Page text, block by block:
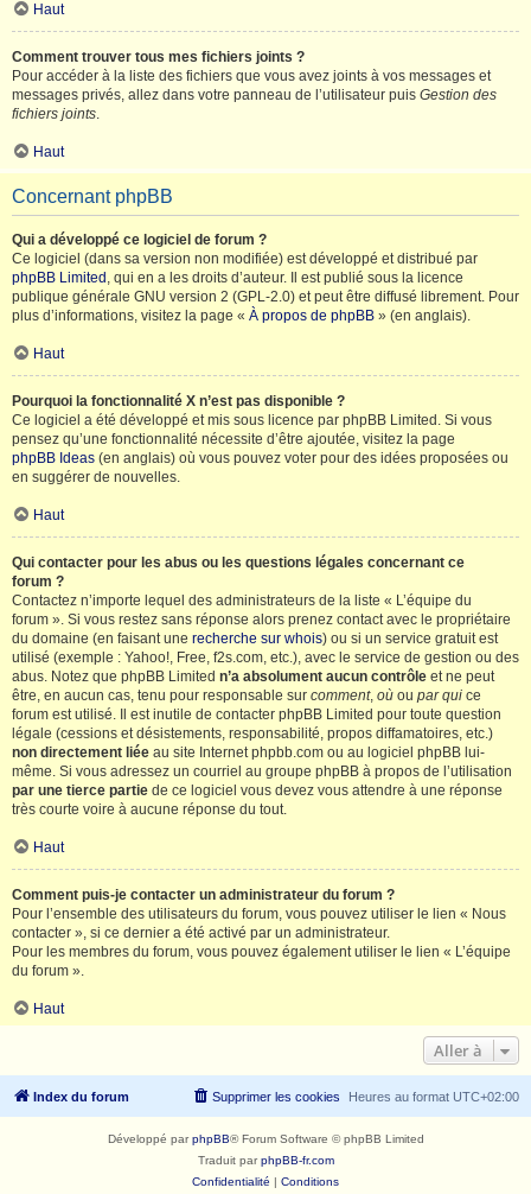
Haut
Comment trouver tous mes fichiers joints ?
Pour accéder à la liste des fichiers que vous avez joints à vos messages et
messages privés, allez dans votre panneau de l’utilisateur puis Gestion des
fichiers joints.
Haut
Concernant phpBB
Qui a développé ce logiciel de forum ?
Ce logiciel (dans sa version non modifiée) est développé et distribué par
phpBB Limited , qui en a les droits d’auteur. Il est publié sous la licence
publique générale GNU version 2 (GPL-2.0) et peut être diffusé librement. Pour
plus d’informations, visitez la page « À propos de phpBB » (en anglais).
Haut
Pourquoi la fonctionnalité X n’est pas disponible ?
Ce logiciel a été développé et mis sous licence par phpBB Limited. Si vous
pensez qu’une fonctionnalité nécessite d’être ajoutée, visitez la page
phpBB Ideas (en anglais) où vous pouvez voter pour des idées proposées ou
en suggérer de nouvelles.
Haut
Qui contacter pour les abus ou les questions légales concernant ce
forum ?
Contactez n’importe lequel des administrateurs de la liste « L’équipe du
forum ». Si vous restez sans réponse alors prenez contact avec le propriétaire
du domaine (en faisant une recherche sur whois) ou si un service gratuit est
utilisé (exemple : Yahoo!, Free, f2s.com, etc.), avec le service de gestion ou des
abus. Notez que phpBB Limited n’a absolument aucun contrôle et ne peut
être, en aucun cas, tenu pour responsable sur comment, où ou par qui ce
forum est utilisé. Il est inutile de contacter phpBB Limited pour toute question
légale (cessions et désistements, responsabilité, propos diffamatoires, etc.)
non directement liée au site Internet phpbb.com ou au logiciel phpBB lui-
même. Si vous adressez un courriel au groupe phpBB à propos de l’utilisation
par une tierce partie de ce logiciel vous devez vous attendre à une réponse
très courte voire à aucune réponse du tout.
Haut
Comment puis-je contacter un administrateur du forum ?
Pour l’ensemble des utilisateurs du forum, vous pouvez utiliser le lien « Nous
contacter », si ce dernier a été activé par un administrateur.
Pour les membres du forum, vous pouvez également utiliser le lien « L’équipe
du forum ».
Haut
Aller à
Index du forum Heures au format UTC+02:00
Supprimer les cookies
Développé parphpBB® Forum Software © phpBB Limited
Traduit parphpBB-fr.com
Confidentialité | Conditions